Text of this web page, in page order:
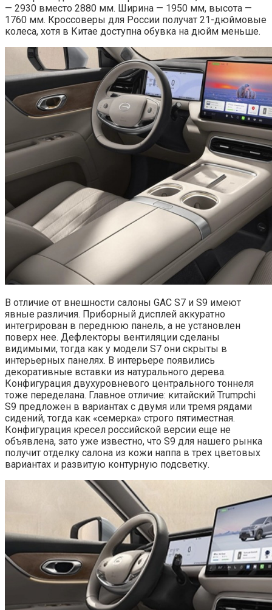
— 2930 вместо 2880 мм. Ширина — 1950 мм, высота —
1760 мм. Кроссоверы для России получат 21-дюймовые
колеса, хотя в Китае доступна обувка на дюйм меньше.
В отличие от внешности салоны GAC S7 и S9 имеют
явные различия. Приборный дисплей аккуратно
интегрирован в переднюю панель, а не установлен
поверх нее. Дефлекторы вентиляции сделаны
видимыми, тогда как у модели S7 они скрыты в
интерьерных панелях. В интерьере появились
декоративные вставки из натурального дерева.
Конфигурация двухуровневого центрального тоннеля
тоже переделана. Главное отличие: китайский Trumpchi
S9 предложен в вариантах с двумя или тремя рядами
сидений, тогда как «семерка» строго пятиместная.
Конфигурация кресел российской версии еще не
объявлена, зато уже известно, что S9 для нашего рынка
получит отделку салона из кожи наппа в трех цветовых
вариантах и развитую контурную подсветку.